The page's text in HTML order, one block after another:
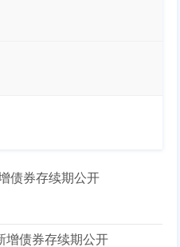
债券存续期公开
增债券存续期公开